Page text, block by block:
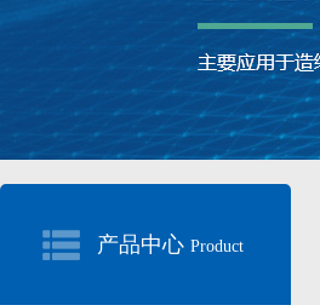
产品中心 Product